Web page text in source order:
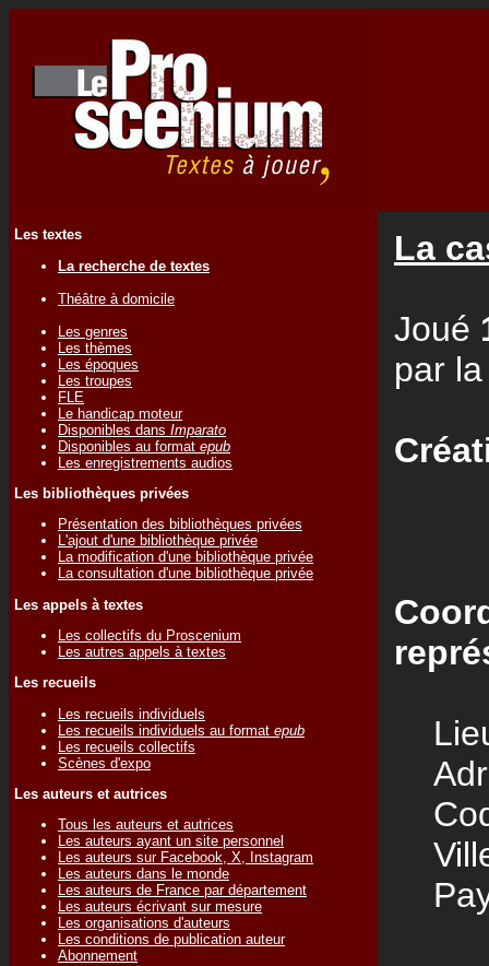
Les textes
La recherche de textes
Théâtre à domicile
Les genres
Les thèmes
Les époques
Les troupes
FLE
Le handicap moteur
Disponibles dans Imparato
Disponibles au format epub
Les enregistrements audios
Les bibliothèques privées
Présentation des bibliothèques privées
L'ajout d'une bibliothèque privée
La modification d'une bibliothèque privée
La consultation d'une bibliothèque privée
Les appels à textes
Les collectifs du Proscenium
Les autres appels à textes
Les recueils
Les recueils individuels
Les recueils individuels au format epub
Les recueils collectifs
Scènes d'expo
Les auteurs et autrices
Tous les auteurs et autrices
Les auteurs ayant un site personnel
Les auteurs sur Facebook, X, Instagram
Les auteurs dans le monde
Les auteurs de France par département
Les auteurs écrivant sur mesure
Les organisations d'auteurs
Les conditions de publication auteur
Abonnement
La
Joué
par